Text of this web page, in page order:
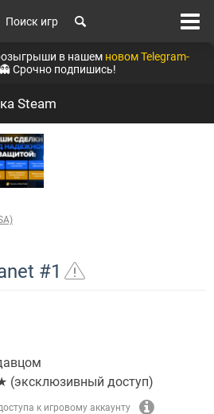
Поиск игр
в нашем новом Telegram-
👻 Срочно подпишись!
Steam
#1
доступ)
к игровому аккаунту